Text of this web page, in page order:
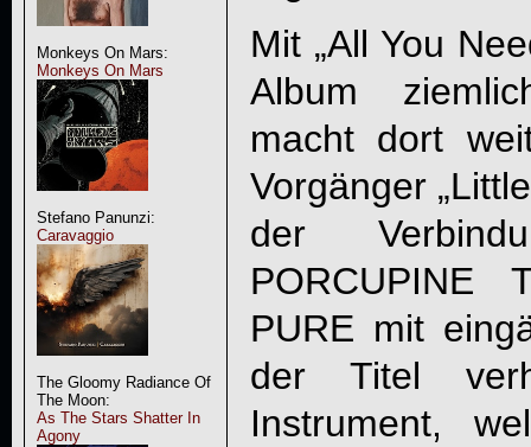
Monkeys On Mars:
Monkeys On Mars
Stefano Panunzi:
Caravaggio
The Gloomy Radiance Of
The Moon:
As The Stars Shatter In
Agony
Mit „All You
Album
macht dort
Vorgänger
der
PORCUPINE
PURE mit
der Titel
Instrument,